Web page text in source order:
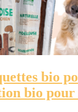
bio
bio